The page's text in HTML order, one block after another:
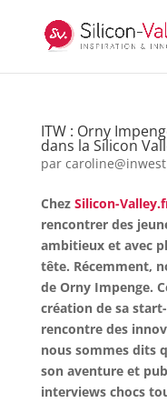
ITW : Orny
dans la Silicon
par
Chez Silicon-
rencontrer des
ambitieux et avec
tête. Récemment,
de Orny Impenge.
création de sa
rencontre des
nous sommes dits
son aventure et
interviews chocs